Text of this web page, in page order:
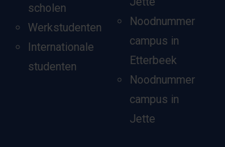
scholen
Werkstudenten
Internationale
studenten
Noodnummer
campus in
Etterbeek
Noodnummer
campus in
Jette